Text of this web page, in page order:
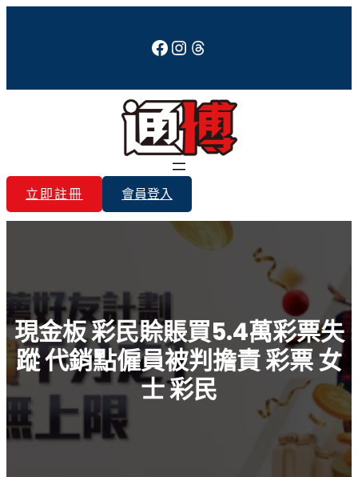
內
Facebook Instagram Threads
立即註冊 會員登入
現金板 彩民賒賬買5.4萬彩票失
蹤 代銷點僱員被判擔責 彩票 女
士 彩民